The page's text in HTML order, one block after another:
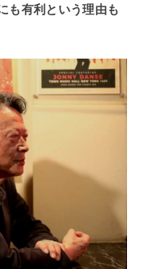
も有利という理由も